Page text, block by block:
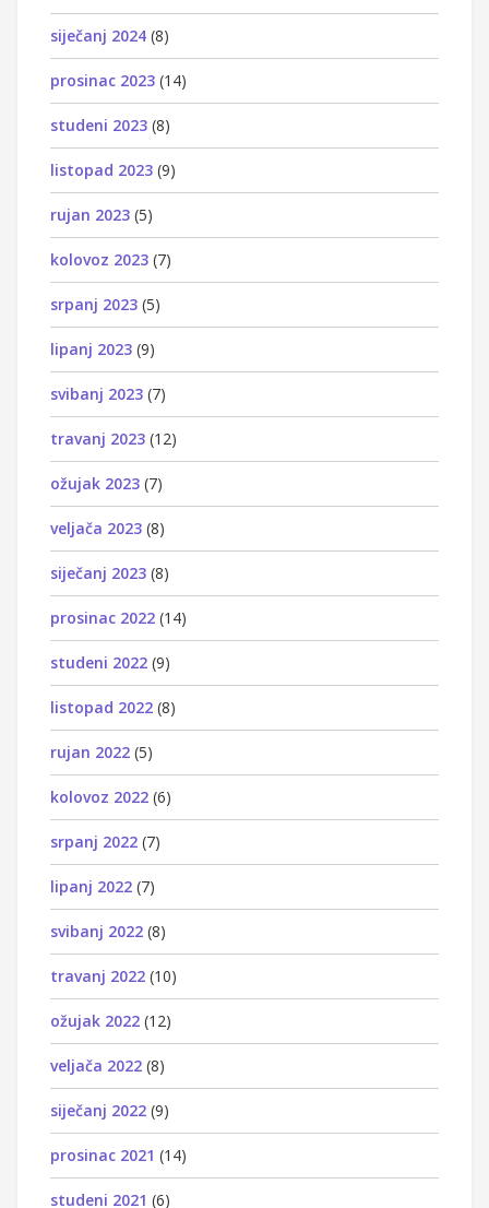
siječanj 2024 (8)
prosinac 2023 (14)
studeni 2023 (8)
listopad 2023 (9)
rujan 2023 (5)
kolovoz 2023 (7)
srpanj 2023 (5)
lipanj 2023 (9)
svibanj 2023 (7)
travanj 2023 (12)
ožujak 2023 (7)
veljača 2023 (8)
siječanj 2023 (8)
prosinac 2022 (14)
studeni 2022 (9)
listopad 2022 (8)
rujan 2022 (5)
kolovoz 2022 (6)
srpanj 2022 (7)
lipanj 2022 (7)
svibanj 2022 (8)
travanj 2022 (10)
ožujak 2022 (12)
veljača 2022 (8)
siječanj 2022 (9)
prosinac 2021 (14)
studeni 2021 (6)